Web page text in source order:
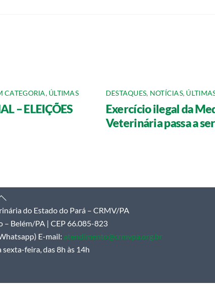
CATEGORIA, ÚLTIMAS
– ELEIÇÕES
DESTAQUES, NOTÍCIAS,
Exercício ilegal da
Veterinária passa a
Back
To
Top
do Estado do Pará – CRMV/PA
– Belém/PA | CEP 66.085-823
E-mail: atendimento@crmvpa.org.br
feira, das 8h às 14h